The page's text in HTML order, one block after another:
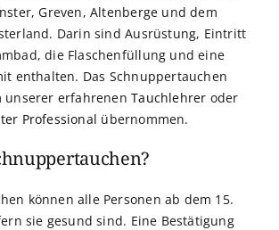
Greven, Altenberge und dem
Darin sind Ausrüstung, Eintritt
die Flaschenfüllung und eine
enthalten. Das Schnuppertauchen
unserer erfahrenenTauchlehrer oder
Professional übernommen.
können alle Personen ab dem 15.
sie gesund sind. Eine Bestätigung